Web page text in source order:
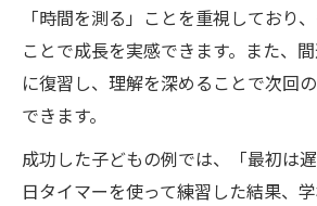
「時間を測る」ことを重視しており
ことで成長を実感できます。また、
に復習し、理解を深めることで次回
できます。
成功した子どもの例では、「最初は
日タイマーを使って練習した結果、